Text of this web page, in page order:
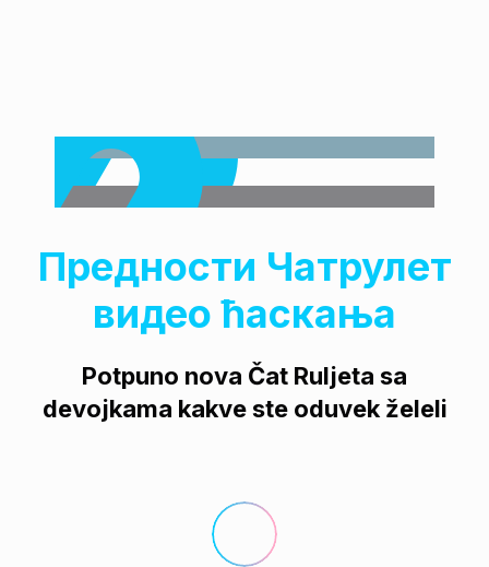
Предности Чатрулет
видео ћаскања
Potpuno nova Čat Rulјeta sa
devojkama kakve ste oduvek želeli